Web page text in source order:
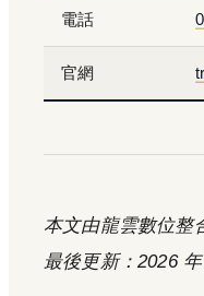
電話
官網
本文由龍雲數位整
最後更新：2026 年